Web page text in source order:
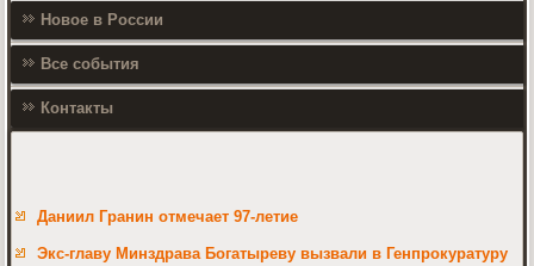
Новое в России
Все события
Контакты
Даниил Гранин отмечает 97-летие
Экс-главу Минздрава Богатыреву вызвали в Генпрокуратуру